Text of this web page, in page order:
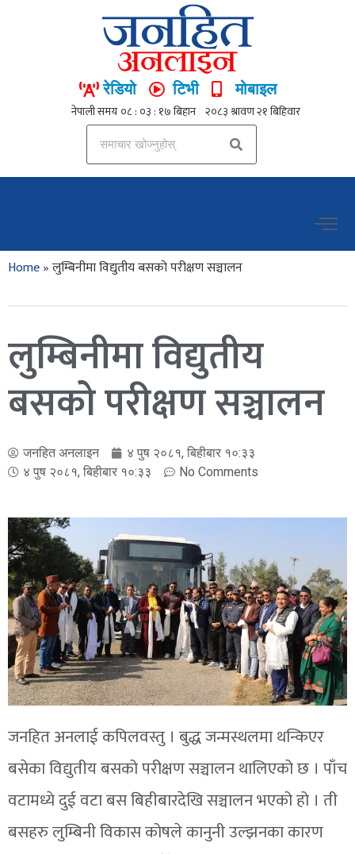
रेडियो टिभी मोबाइल
Home»लुम्बिनीमा विद्युतीय बसको परीक्षण सञ्चालन
लुम्बिनीमा विद्युतीय
बसको परीक्षण सञ्चालन
जनहित अनलाइन
४ पुष २०८१, बिहीबार १०:३३
४ पुष २०८१, बिहीबार १०:३३
No Comments
जनहित अनलाई कपिलवस्तु । बुद्ध जन्मस्थलमा थन्किएर
बसेका विद्युतीय बसको परीक्षण सञ्चालन थालिएको छ । पाँच
वटामध्ये दुई वटा बस बिहीबारदेखि सञ्चालन भएको हो । ती
बसहरु लुम्बिनी विकास कोषले कानुनी उल्झनका कारण